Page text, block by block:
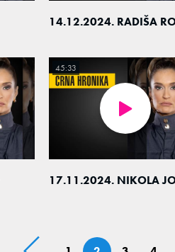
14.12.2024. RADIŠA
17.11.2024. NIKOLA
45:33